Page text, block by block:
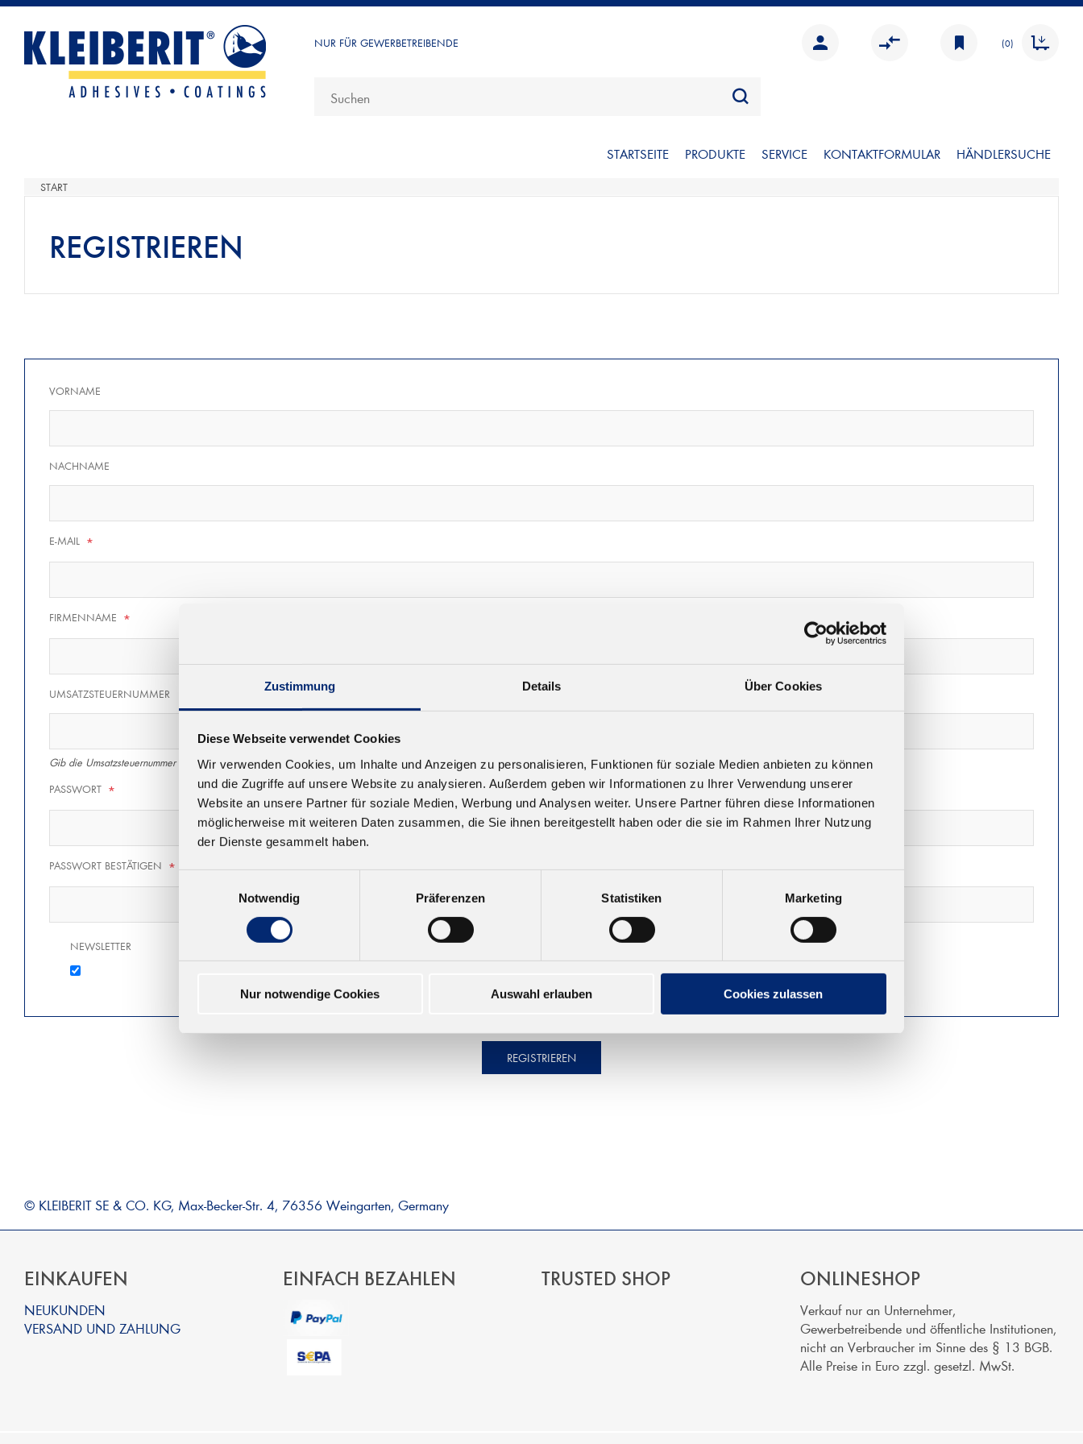
Zustimmung Details Über Cookies
Diese Webseite verwendet Cookies
Wir verwenden Cookies, um Inhalte und Anzeigen zu personalisieren, Funktionen für soziale Medien anbieten zu können
und die Zugriffe auf unsere Website zu analysieren. Außerdem geben wir Informationen zu Ihrer Verwendung unserer
Website an unsere Partner für soziale Medien, Werbung und Analysen weiter. Unsere Partner führen diese Informationen
möglicherweise mit weiteren Daten zusammen, die Sie ihnen bereitgestellt haben oder die sie im Rahmen Ihrer Nutzung
der Dienste gesammelt haben.
Notwendig
Präferenzen Statistiken Marketing
Nur notwendige Cookies Auswahl erlauben Cookies zulassen
NUR FÜR GEWERBETREIBENDE (0)
STARTSEITE PRODUKTE SERVICE KONTAKTFORMULAR HÄNDLERSUCHE
START
REGISTRIEREN
VORNAME
NACHNAME
E-MAIL *
FIRMENNAME *
UMSATZSTEUERNUMMER
Gib die Umsatzsteuernummer inkl. des Ländercodes ein (z.B. DE123456789)
PASSWORT *
PASSWORT BESTÄTIGEN *
NEWSLETTER
REGISTRIEREN
© KLEIBERIT SE & CO. KG, Max-Becker-Str. 4, 76356 Weingarten, Germany
EINKAUFEN
NEUKUNDEN
VERSAND UND ZAHLUNG
EINFACH BEZAHLEN TRUSTED SHOP ONLINESHOP
Verkauf nur an Unternehmer,
Gewerbetreibende und öffentliche Institutionen,
nicht an Verbraucher im Sinne des § 13 BGB.
Alle Preise in Euro zzgl. gesetzl. MwSt.